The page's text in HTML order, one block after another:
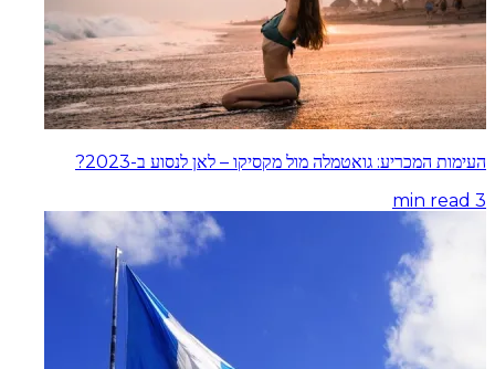
העימות המכריע: גואטמלה מול מקסיקו – לאן לנסוע ב-2023?
3